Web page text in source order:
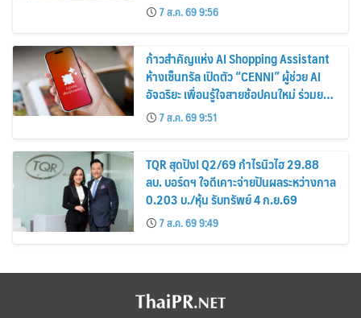
7 ส.ค. 69 9:56
ก้าวสำคัญแห่ง AI Shopping Assistant
ห้างเซ็นทรัล เปิดตัว “CENNI” ผู้ช่วย AI
อัจฉริยะ เพื่อนรู้ใจสายช้อปคนใหม่ ร่วมยก
ระดับประสบการณ์ช้อปปิ้งให้ง่ายขึ้นได้ ใน
แชตเดียว
7 ส.ค. 69 9:51
TQR สุดปัง! Q2/69 กำไรนิวไฮ 29.88
ลบ. บอร์ดฯ ใจดีเคาะจ่ายปันผลระหว่างกาล
0.203 บ./หุ้น รับทรัพย์ 4 ก.ย.69
7 ส.ค. 69 9:49